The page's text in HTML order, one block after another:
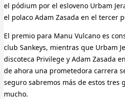
el pódium por el esloveno Urbam
el polaco Adam Zasada en el tercer
El premio para Manu Vulcano es
club Sankeys, mientras que Urbam
discoteca Privilege y Adam Zasada
de ahora una prometedora carrera
seguro sabremos más de estos tres
mucho.